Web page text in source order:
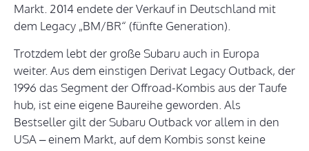
Markt. 2014 endete der Verkauf in Deutschland mit
dem Legacy „BM/BR“ (fünfte Generation).
Trotzdem lebt der große Subaru auch in Europa
weiter. Aus dem einstigen Derivat Legacy Outback, der
1996 das Segment der Offroad-Kombis aus der Taufe
hub, ist eine eigene Baureihe geworden. Als
Bestseller gilt der Subaru Outback vor allem in den
USA – einem Markt, auf dem Kombis sonst keine